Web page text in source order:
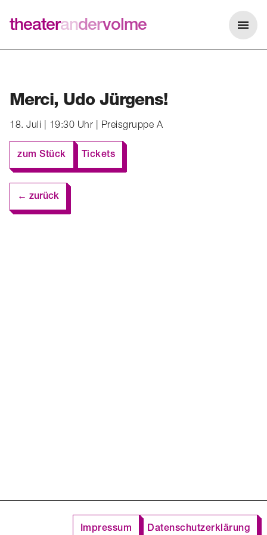
theaterandervolme
Merci, Udo Jürgens!
18. Juli | 19:30 Uhr | Preisgruppe A
zum Stück Tickets
← zurück
Impressum Datenschutzerklärung